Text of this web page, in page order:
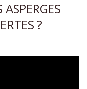
ASPERGES
?